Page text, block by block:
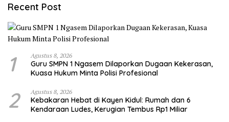
Recent Post
1 Agustus 8, 2026
Guru SMPN 1 Ngasem Dilaporkan Dugaan Kekerasan,
Kuasa Hukum Minta Polisi Profesional
2 Agustus 8, 2026
Kebakaran Hebat di Kayen Kidul: Rumah dan 6
Kendaraan Ludes, Kerugian Tembus Rp1 Miliar